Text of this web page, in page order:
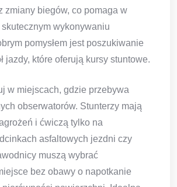
zmiany biegów, co pomaga w
wykonywaniu
pomysłem jest poszukiwanie
jazdy, które oferują kursy stuntowe.
w miejscach, gdzie przebywa
obserwatorów. Stunterzy mają
i ćwiczą tylko na
asfaltowych jezdni czy
muszą wybrać
bez obawy o napotkanie